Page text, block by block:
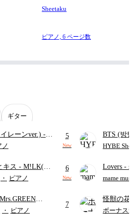
Sheetaku
ピアノ,6 ページ数
ギター
レーンver.) -
鈴木みのり)
き/『映画ちい
のひみつ』よ
ノ
キス - M!LK(佐
人)
・ ピアノ
・ ピアノ
5
New
BTS (방
HYBE
6
New
Lovers -
ト)
mame
7
怪獣の
ードパー
ボーナス